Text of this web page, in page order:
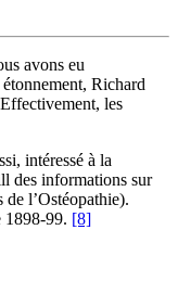
avons eu
Richard
Effectivement, les
intéressé à la
des informations sur
l’Ostéopathie).
1898-99. [8]